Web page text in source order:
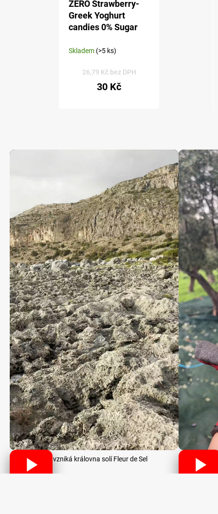
ZERO Strawberry-
Greek Yoghurt
candies 0% Sugar
Skladem (>5 ks)
26,79 Kč bez DPH
30 Kč
Jak vzniká královna solí Fleur de Sel